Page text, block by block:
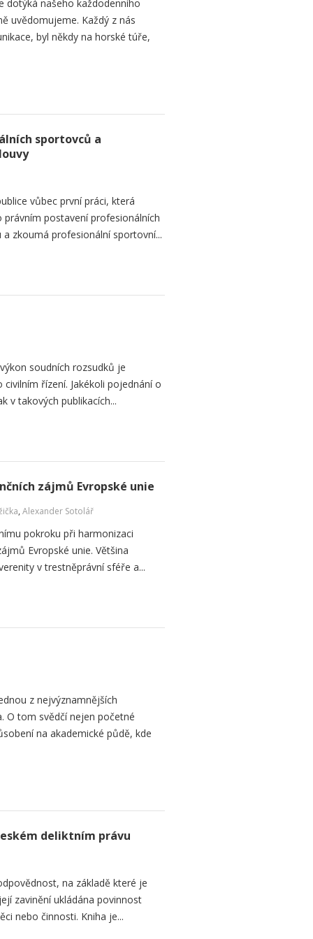
dotýká našeho každodenního
uvědomujeme. Každý z nás
byl někdy na horské túře,
sportovců a
vůbec první práci, která
postavení profesionálních
zkoumá profesionální sportovní...
soudních rozsudků je
řízení. Jakékoli pojednání o
v takových publikacích...
zájmů Evropské unie
, Alexander Sotolář
pokroku při harmonizaci
Evropské unie. Většina
v trestněprávní sféře a...
z nejvýznamnějších
O tom svědčí nejen početné
na akademické půdě, kde
deliktním právu
na základě které je
zavinění ukládána povinnost
nebo činnosti. Kniha je...